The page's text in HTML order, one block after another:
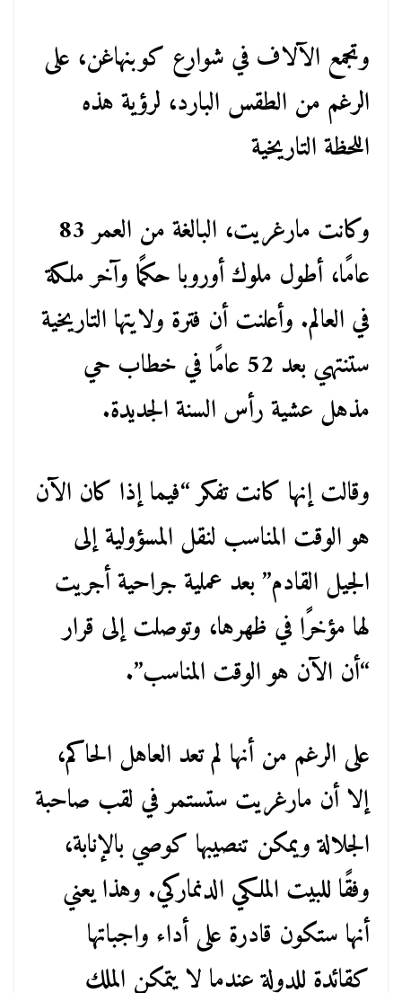
وتجمع الآلاف في شوارع كوبنهاغن، على
الرغم من الطقس البارد، لرؤية هذه
اللحظة التاريخية
وكانت مارغريت، البالغة من العمر 83
عامًا، أطول ملوك أوروبا حكمًا وآخر ملكة
في العالم. وأعلنت أن فترة ولايتها التاريخية
ستنتهي بعد 52 عامًا في خطاب حي
مذهل عشية رأس السنة الجديدة.
وقالت إنها كانت تفكر “فيما إذا كان الآن
هو الوقت المناسب لنقل المسؤولية إلى
الجيل القادم” بعد عملية جراحية أجريت
لها مؤخرًا في ظهرها، وتوصلت إلى قرار
“أن الآن هو الوقت المناسب”.
على الرغم من أنها لم تعد العاهل الحاكم،
إلا أن مارغريت ستستمر في لقب صاحبة
الجلالة ويمكن تنصيبها كوصي بالإنابة،
وفقًا للبيت الملكي الدنماركي. وهذا يعني
أنها ستكون قادرة على أداء واجباتها
كقائدة للدولة عندما لا يتمكن الملك